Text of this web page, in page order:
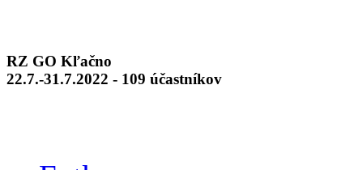
RZ GO Kľačno
22.7.-31.7.2022 - 109 účastníkov